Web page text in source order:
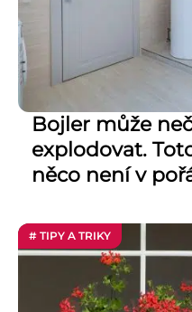
Bojler může
explodovat.
něco není v
# TIPY A TRIKY